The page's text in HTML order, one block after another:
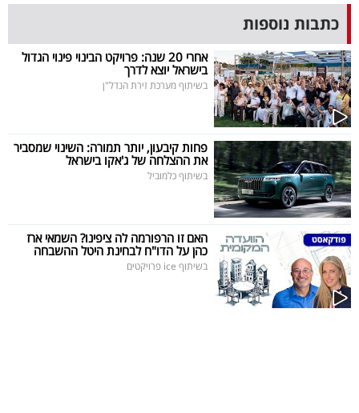
באייס
עקבו
אחרינו:
כתבות נוספות
אחרי 20 שנה: פרויקט הבינוי פינוי הגדול
בישראל יוצא לדרך
בשיתוף מערכת זירת הנדל"ן
פחות קיבעון, יותר תמורה: השינוי שמסביר
את ההצלחה של ג'אקו בישראל
בשיתוף כלמוביל
האם זו הרפורמה לה ציפינו? השמאי ארז
כהן על הדו"ח לבחינת היטל ההשבחה
בשיתוף ice פרויקטים